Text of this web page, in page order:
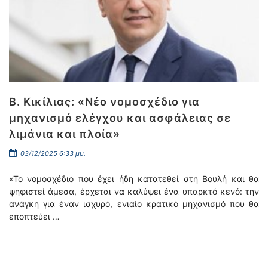
Β. Κικίλιας: «Νέο νομοσχέδιο για
μηχανισμό ελέγχου και ασφάλειας σε
λιμάνια και πλοία»
03/12/2025 6:33 μμ.
«Το νομοσχέδιο που έχει ήδη κατατεθεί στη Βουλή και θα
ψηφιστεί άμεσα, έρχεται να καλύψει ένα υπαρκτό κενό: την
ανάγκη για έναν ισχυρό, ενιαίο κρατικό μηχανισμό που θα
εποπτεύει …